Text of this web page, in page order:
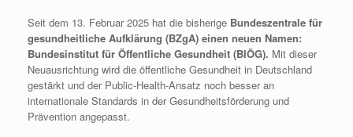
Seit dem 13. Februar 2025 hat die bisherige Bundeszentrale für
gesundheitliche Aufklärung (BZgA) einen neuen Namen:
Bundesinstitut für Öffentliche Gesundheit (BIÖG). Mit dieser
Neuausrichtung wird die öffentliche Gesundheit in Deutschland
gestärkt und der Public-Health-Ansatz noch besser an
internationale Standards in der Gesundheitsförderung und
Prävention angepasst.